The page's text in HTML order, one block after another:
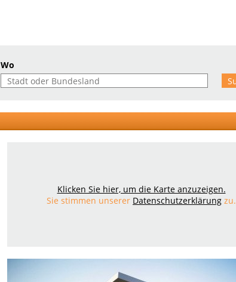
Wo
Klicken Sie hier, um die Karte anzuzeigen.
Sie stimmen unserer Datenschutzerklärung zu.